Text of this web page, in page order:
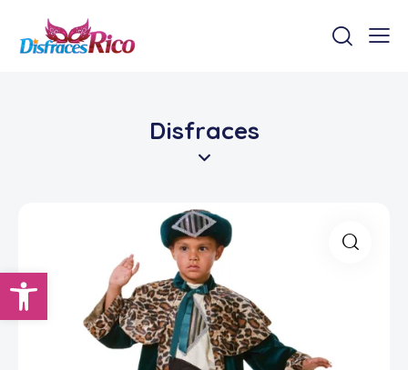
Abrir barra de herramientas
Disfraces